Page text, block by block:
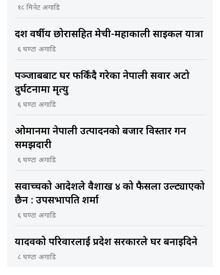
१८ मिनेट अगाडि
दश वर्षीय छोरासहित मेची-महाकाली साइकल यात्रा
६ घण्टा अगाडि
पञ्जाबबाट घर फर्किंदै गरेका नेपाली सवार अटो
दुर्घटनामा मृत्यु
६ घण्टा अगाडि
ओमानमा नेपाली उत्पादनको बजार विस्तार गर्ने
समझदारी
६ घण्टा अगाडि
सर्वोच्चको आदेशले वैशाख ४ को फैसला उल्ट्याएको
छैन : उपसभापति शर्मा
६ घण्टा अगाडि
यादवको परिवारलाई प्रदेश सरकारले घर बनाइदिने
८ घण्टा अगाडि